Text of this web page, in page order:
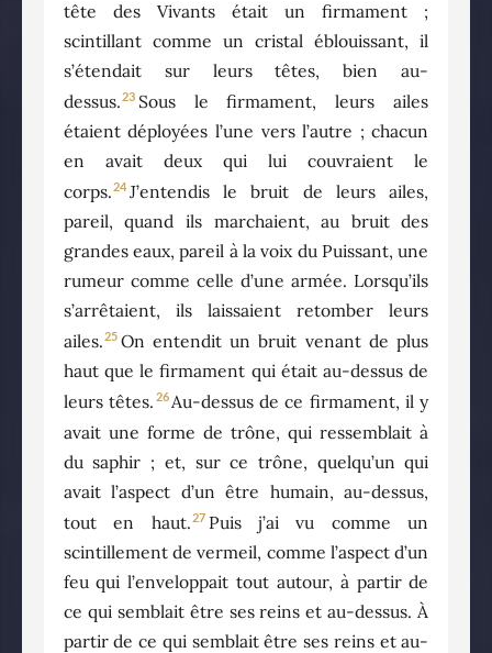
tête des Vivants était un firmament ;
scintillant comme un cristal éblouissant, il
s’étendait sur leurs têtes, bien au-
dessus.23 Sous le firmament, leurs ailes
étaient déployées l’une vers l’autre ; chacun
en avait deux qui lui couvraient le
corps.24 J’entendis le bruit de leurs ailes,
pareil, quand ils marchaient, au bruit des
grandes eaux, pareil à la voix du Puissant, une
rumeur comme celle d’une armée. Lorsqu’ils
s’arrêtaient, ils laissaient retomber leurs
ailes.25 On entendit un bruit venant de plus
haut que le firmament qui était au-dessus de
leurs têtes. 26Au-dessus de ce firmament, il y
avait une forme de trône, qui ressemblait à
du saphir ; et, sur ce trône, quelqu’un qui
avait l’aspect d’un être humain, au-dessus,
tout en haut.27 Puis j’ai vu comme un
scintillement de vermeil, comme l’aspect d’un
feu qui l’enveloppait tout autour, à partir de
ce qui semblait être ses reins et au-dessus. À
partir de ce qui semblait être ses reins et au-